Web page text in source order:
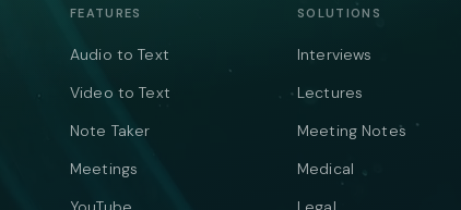
FEATURES
Audio to Text
Video to Text
Note Taker
Meetings
SOLUTIONS
Interviews
Lectures
Meeting Notes
Medical